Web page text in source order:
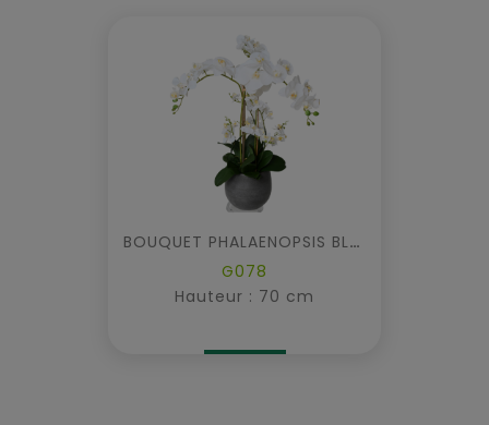
BOUQUET PHALAENOPSIS BLANC
G078
Hauteur : 70 cm